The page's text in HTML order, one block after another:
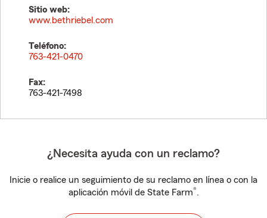
Sitio web:
www.bethriebel.com
Teléfono:
763-421-0470
Fax:
763-421-7498
¿Necesita ayuda con un reclamo?
Inicie o realice un seguimiento de su reclamo en línea o con la
aplicación móvil de State Farm®.